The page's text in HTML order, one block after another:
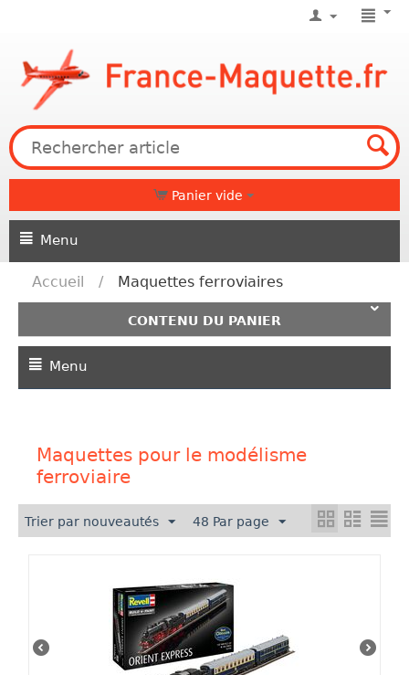
Panier vide
Menu
Accueil / Maquettes ferroviaires
CONTENU DU PANIER
Menu
Maquettes pour le modélisme
ferroviaire
Trier par nouveautés 48 Par page